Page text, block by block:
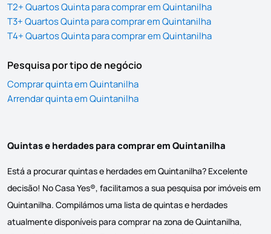
T2+ Quartos Quinta para comprar em Quintanilha
T3+ Quartos Quinta para comprar em Quintanilha
T4+ Quartos Quinta para comprar em Quintanilha
Pesquisa por tipo de negócio
Comprar quinta em Quintanilha
Arrendar quinta em Quintanilha
Quintas e herdades para comprar em Quintanilha
Está a procurar quintas e herdades em Quintanilha? Excelente
decisão! No Casa Yes®, facilitamos a sua pesquisa por imóveis em
Quintanilha. Compilámos uma lista de quintas e herdades
atualmente disponíveis para comprar na zona de Quintanilha,